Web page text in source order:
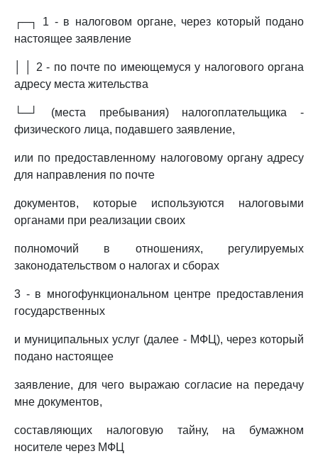
┌─┐ 1 - в налоговом органе, через который подано
настоящее заявление
│ │ 2 - по почте по имеющемуся у налогового органа
адресу места жительства
└─┘ (места пребывания) налогоплательщика -
физического лица, подавшего заявление,
или по предоставленному налоговому органу адресу
для направления по почте
документов, которые используются налоговыми
органами при реализации своих
полномочий в отношениях, регулируемых
законодательством о налогах и сборах
3 - в многофункциональном центре предоставления
государственных
и муниципальных услуг (далее - МФЦ), через который
подано настоящее
заявление, для чего выражаю согласие на передачу
мне документов,
составляющих налоговую тайну, на бумажном
носителе через МФЦ